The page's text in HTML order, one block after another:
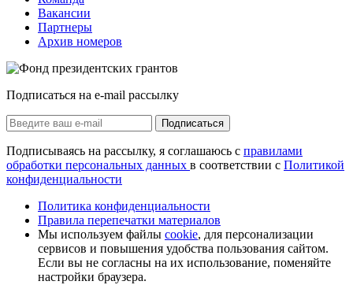
Вакансии
Партнеры
Архив номеров
Подписаться на e-mail рассылку
Подписаться
Подписываясь на рассылку, я соглашаюсь с правилами
обработки персональных данных в соответствии с Политикой
конфиденциальности
Политика конфиденциальности
Правила перепечатки материалов
Мы используем файлы cookie, для персонализации
сервисов и повышения удобства пользования сайтом.
Если вы не согласны на их использование, поменяйте
настройки браузера.